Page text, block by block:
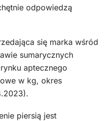
odpowiedzą
się marka wśród
sumarycznych
aptecznego
w kg, okres
piersią jest